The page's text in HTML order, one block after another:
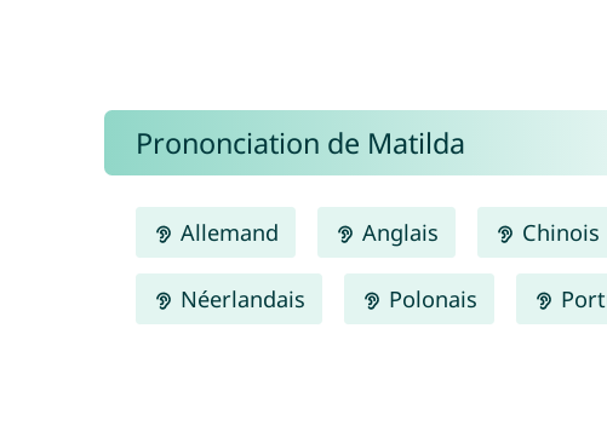
Prononciation de Matilda
Allemand Anglais Chinois
Néerlandais Polonais